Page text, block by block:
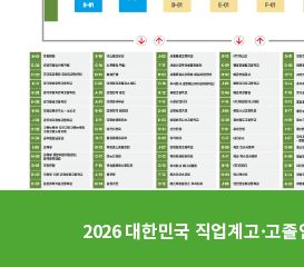
2026 대한민국 직업계고·고